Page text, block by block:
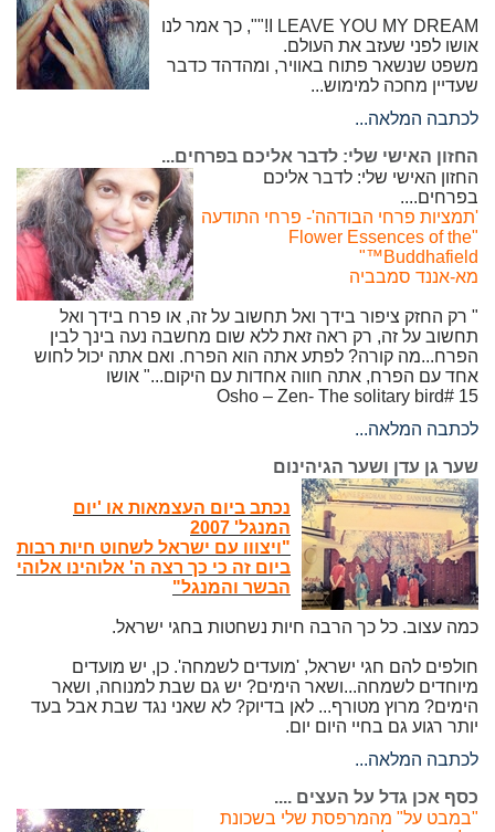
I LEAVE YOU MY DREAM!"", כך אמר לנו
אושו לפני שעזב את העולם.
משפט שנשאר פתוח באוויר, ומהדהד כדבר
שעדיין מחכה למימוש...
לכתבה המלאה...
החזון האישי שלי: לדבר אליכם בפרחים...
החזון האישי שלי: לדבר אליכם
בפרחים....
'תמציות פרחי הבודהה'- פרחי התודעה
"Flower Essences of the
Buddhafield™"
מא-אננד סמבביה
" רק החזק ציפור בידך ואל תחשוב על זה, או פרח בידך ואל
תחשוב על זה, רק ראה זאת ללא שום מחשבה נעה בינך לבין
הפרח...מה קורה? לפתע אתה הוא הפרח. ואם אתה יכול לחוש
אחד עם הפרח, אתה חווה אחדות עם היקום..." אושו
Osho – Zen- The solitary bird# 15
לכתבה המלאה...
שער גן עדן ושער הגיהינום
נכתב ביום העצמאות או 'יום
המנגל' 2007
"ויצווו עם ישראל לשחוט חיות רבות
ביום זה כי כך רצה ה' אלוהינו אלוהי
הבשר והמנגל"
כמה עצוב. כל כך הרבה חיות נשחטות בחגי ישראל.
חולפים להם חגי ישראל, 'מועדים לשמחה'. כן, יש מועדים
מיוחדים לשמחה...ושאר הימים? יש גם שבת למנוחה, ושאר
הימים? מרוץ מטורף... לאן בדיוק? לא שאני נגד שבת אבל בעד
יותר רגוע גם בחיי היום יום.
לכתבה המלאה...
כסף אכן גדל על העצים ....
"במבט על" מהמרפסת שלי בשכונת